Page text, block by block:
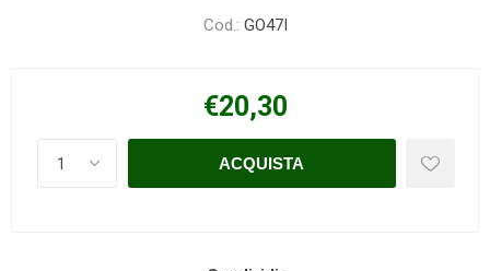
Cod.: GO47I
€20,30